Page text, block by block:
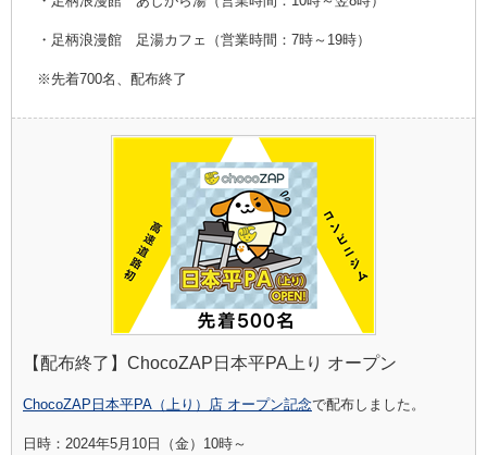
・足柄浪漫館 足湯カフェ（営業時間：7時～19時）
※先着700名、配布終了
【配布終了】ChocoZAP日本平PA上り オープン
ChocoZAP日本平PA（上り）店 オープン記念で配布しました。
日時：2024年5月10日（金）10時～